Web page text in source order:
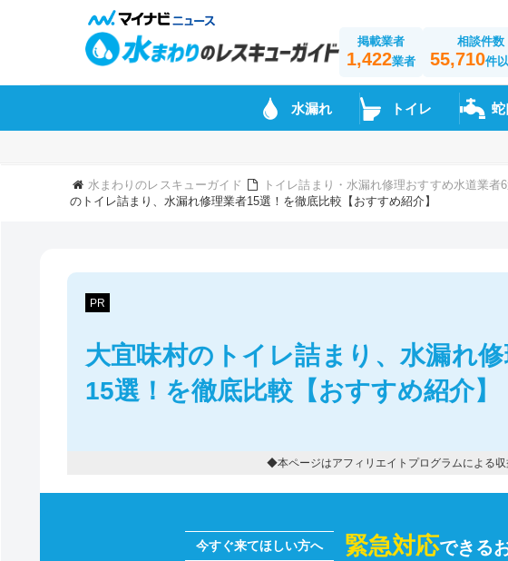
掲載業者
1,422業者
相談件数
55,710件
水漏れ トイレ 蛇
水まわりのレスキューガイド トイレ詰まり・水漏れ修理おすすめ水道業者
のトイレ詰まり、水漏れ修理業者15選！を徹底比較【おすすめ紹介】
PR
大宜味村のトイレ詰まり、水漏れ
15選！を徹底比較【おすすめ紹介】
◆本ページはアフィリエイトプログラムによる収
緊急対応できる